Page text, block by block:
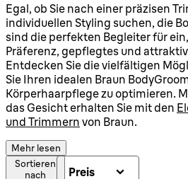
Egal, ob Sie nach einer präzisen
individuellen Styling suchen, die
sind die perfekten Begleiter für
Präferenz, gepflegtes und
Entdecken Sie die vielfältigen
Sie Ihren idealen Braun
Körperhaarpflege zu optimieren.
das Gesicht erhalten Sie mit den
und Trimmern von Braun.
Mehr lesen
Sortieren
nach
Preis